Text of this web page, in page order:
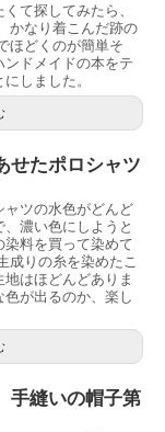
て探してみたら、
かなり着こんだ跡の
ほどくのが簡単そ
ンドメイドの本をテ
しました。
たポロシャツ
ャツの水色がどんど
濃い色にしようと
料を買って染めて
成りの糸を染めたこ
はほどんどありま
が出るのか、楽し
縫いの帽子第